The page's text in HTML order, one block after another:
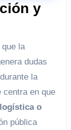
y
la
dudas
la
centra en que
o
pública